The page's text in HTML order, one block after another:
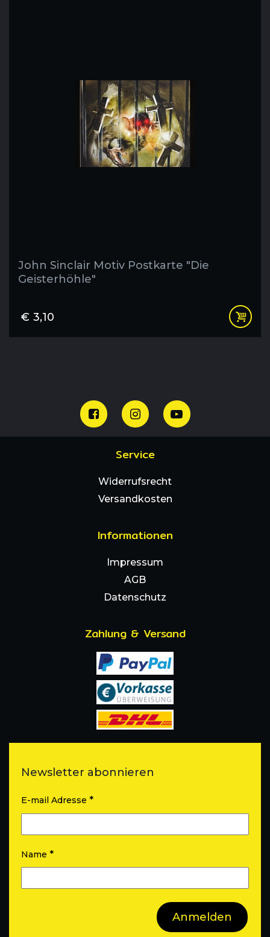
John Sinclair Motiv Postkarte "Die
Geisterhöhle"
€ 3,10
Service
Widerrufsrecht
Versandkosten
Informationen
Impressum
AGB
Datenschutz
Zahlung & Versand
Newsletter abonnieren
E-mail Adresse *
Name *